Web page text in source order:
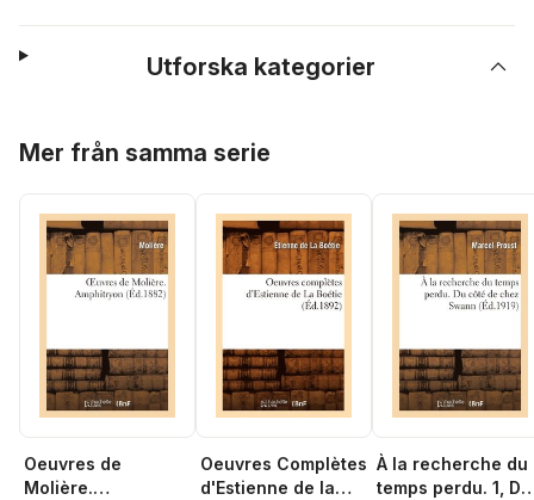
Utforska kategorier
Mer från samma serie
Oeuvres de
Molière.
Oeuvres Complètes
d'Estienne de la
À la recherche du
temps perdu. 1, Du